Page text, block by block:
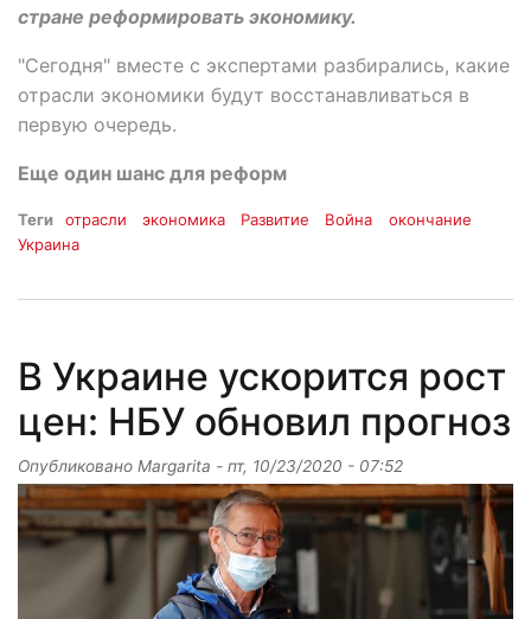
стране реформировать экономику.
"Сегодня" вместе с экспертами разбирались, какие
отрасли экономики будут восстанавливаться в
первую очередь.
Еще один шанс для реформ
Теги отрасли экономика Развитие Война
окончание
Украина
В Украине ускорится рост
цен: НБУ обновил прогноз
Опубликовано Margarita - пт, 10/23/2020 - 07:52